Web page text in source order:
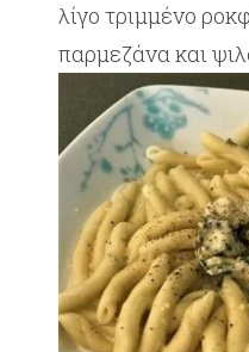
λίγο τριμμένο
παρμεζάνα και